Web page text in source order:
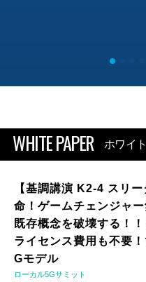
WHITE PAPER ホワイ
【基調講演 K2-4 スリ
命！ゲームチェンジャ
既存概念を破壊する！
ライセンス費用も不要
Gモデル
ローカル5Gサミット